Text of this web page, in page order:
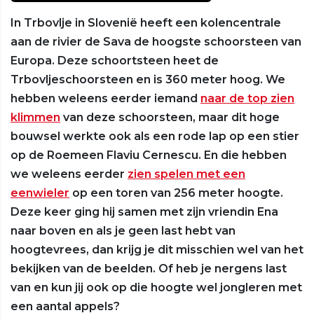
In Trbovlje in Slovenië heeft een kolencentrale
aan de rivier de Sava de hoogste schoorsteen van
Europa. Deze schoortsteen heet de
Trbovljeschoorsteen en is 360 meter hoog. We
hebben weleens eerder iemand naar de top zien
klimmen van deze schoorsteen, maar dit hoge
bouwsel werkte ook als een rode lap op een stier
op de Roemeen Flaviu Cernescu. En die hebben
we weleens eerder zien spelen met een
eenwieler op een toren van 256 meter hoogte.
Deze keer ging hij samen met zijn vriendin Ena
naar boven en als je geen last hebt van
hoogtevrees, dan krijg je dit misschien wel van het
bekijken van de beelden. Of heb je nergens last
van en kun jij ook op die hoogte wel jongleren met
een aantal appels?